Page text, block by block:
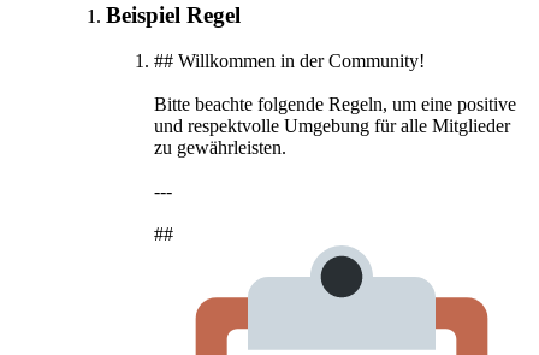
Beispiel Regel
## Willkommen in der Community!
Bitte beachte folgende Regeln, um eine positive
und respektvolle Umgebung für alle Mitglieder
zu gewährleisten.
---
##